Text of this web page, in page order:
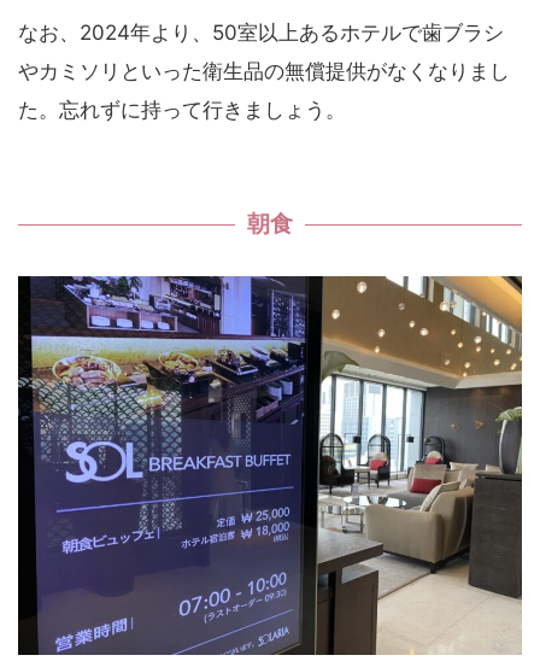
なお、2024年より、50室以上あるホテルで歯ブラシ
やカミソリといった衛生品の無償提供がなくなりまし
た。忘れずに持って行きましょう。
朝食